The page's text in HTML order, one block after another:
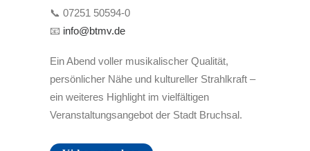
📞 07251 50594-0
📧 info@btmv.de
Ein Abend voller musikalischer Qualität,
persönlicher Nähe und kultureller Strahlkraft –
ein weiteres Highlight im vielfältigen
Veranstaltungsangebot der Stadt Bruchsal.